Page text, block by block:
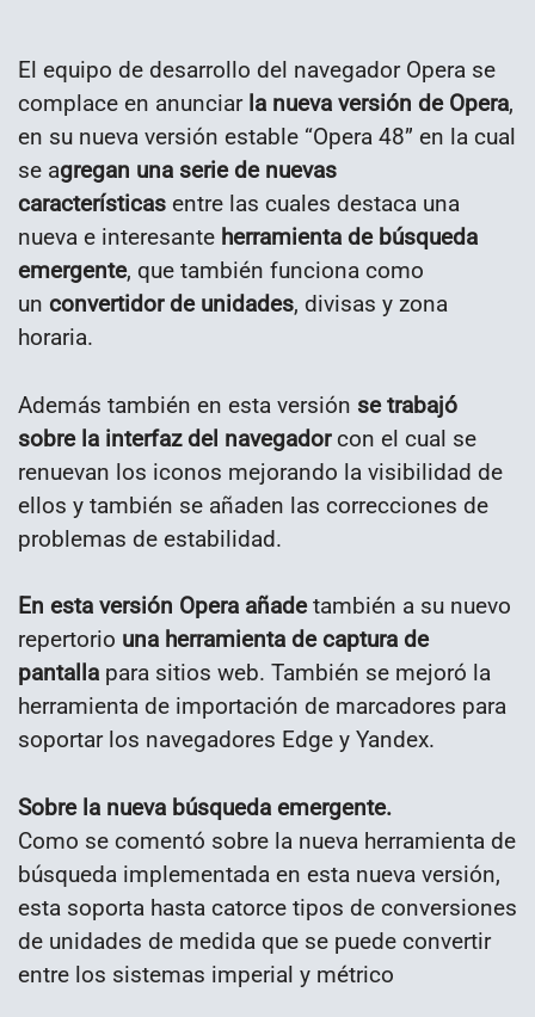
El equipo de desarrollo del navegador Opera se
complace en anunciar la nueva versión de Opera,
en su nueva versión estable “Opera 48” en la cual
se agregan una serie de nuevas
características entre las cuales destaca una
nueva e interesante herramienta de búsqueda
emergente, que también funciona como
un convertidor de unidades, divisas y zona
horaria.
Además también en esta versión se trabajó
sobre la interfaz del navegadorcon el cual se
renuevan los iconos mejorando la visibilidad de
ellos y también se añaden las correcciones de
problemas de estabilidad.
En esta versión Opera añadetambién a su nuevo
repertorio una herramienta de captura de
pantalla para sitios web. También se mejoró la
herramienta de importación de marcadores para
soportar los navegadores Edge y Yandex.
Sobre la nueva búsqueda emergente.
Como se comentó sobre la nueva herramienta de
búsqueda implementada en esta nueva versión,
esta soporta hasta catorce tipos de conversiones
de unidades de medida que se puede convertir
entre los sistemas imperial y métrico